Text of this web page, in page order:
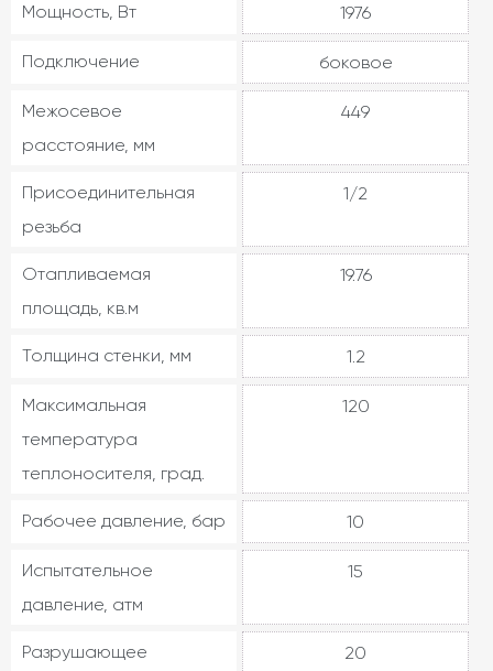
Мощность, Вт 1976
Подключение боковое
Межосевое
расстояние, мм
449
Присоединительная
резьба
1/2
Отапливаемая
площадь, кв.м
19.76
Толщина стенки, мм 1.2
Максимальная
температура
теплоносителя, град.
120
Рабочее давление, бар 10
Испытательное
давление, атм
15
Разрушающее
20